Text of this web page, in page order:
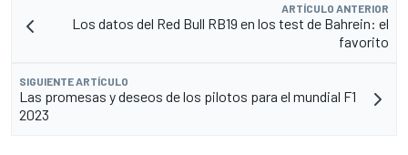
ARTÍCULO ANTERIOR
Los datos del Red Bull RB19 en los test de Bahrein: el
favorito
SIGUIENTE ARTÍCULO
Las promesas y deseos de los pilotos para el mundial F1
2023